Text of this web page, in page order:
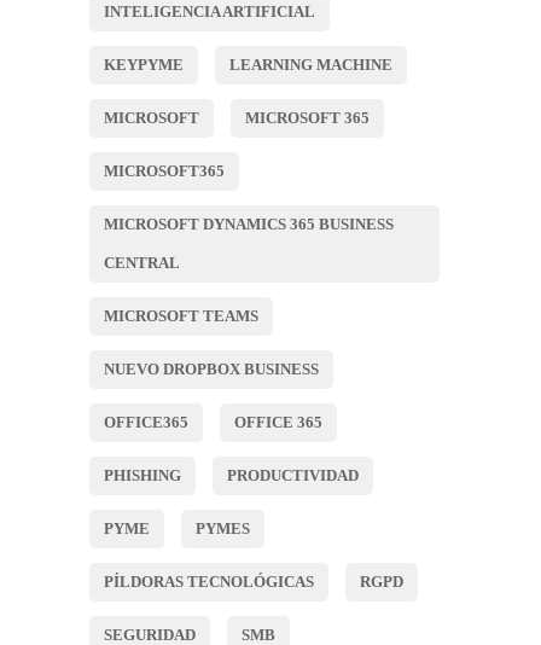
INTELIGENCIA ARTIFICIAL
KEYPYME LEARNING MACHINE
MICROSOFT MICROSOFT 365
MICROSOFT365
MICROSOFT DYNAMICS 365 BUSINESS
CENTRAL
MICROSOFT TEAMS
NUEVO DROPBOX BUSINESS
OFFICE365 OFFICE 365
PHISHING PRODUCTIVIDAD
PYME PYMES
PÍLDORAS TECNOLÓGICAS RGPD
SEGURIDAD SMB